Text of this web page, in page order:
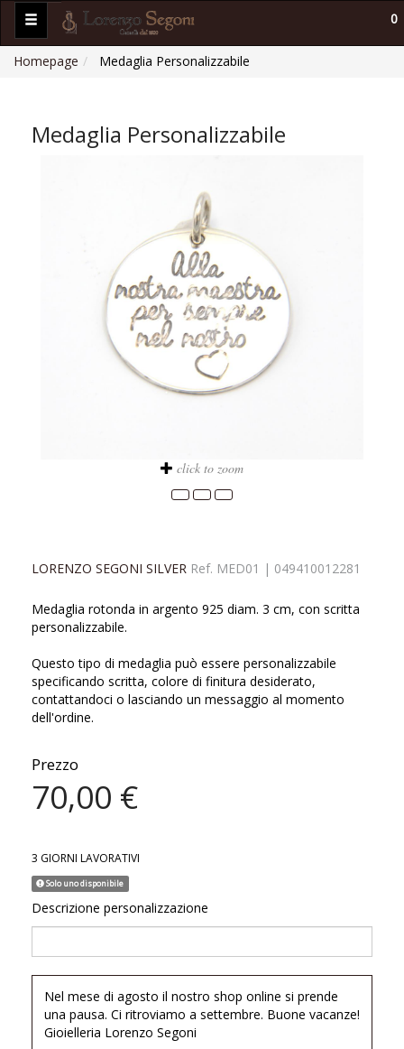
0
Homepage Medaglia Personalizzabile
Medaglia Personalizzabile
click to zoom
LORENZO SEGONI SILVER Ref. MED01 | 049410012281
Medaglia rotonda in argento 925 diam. 3 cm, con scritta
personalizzabile.
Questo tipo di medaglia può essere personalizzabile
specificando scritta, colore di finitura desiderato,
contattandoci o lasciando un messaggio al momento
dell'ordine.
Prezzo
70,00 €
3 GIORNI LAVORATIVI
Solo uno disponibile
Descrizione personalizzazione
Nel mese di agosto il nostro shop online si prende
una pausa. Ci ritroviamo a settembre. Buone vacanze!
Gioielleria Lorenzo Segoni